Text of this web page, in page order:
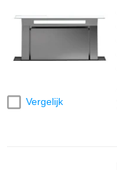
Vergelijk